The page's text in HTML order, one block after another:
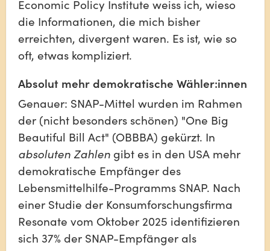
Economic Policy Institute weiss ich, wieso
die Informationen, die mich bisher
erreichten, divergent waren. Es ist, wie so
oft, etwas kompliziert.
Absolut mehr demokratische Wähler:innen
Genauer: SNAP-Mittel wurden im Rahmen
der (nicht besonders schönen) "One Big
absoluten Zahlen gibt es in den USA mehr
demokratische Empfänger des
Lebensmittelhilfe-Programms SNAP. Nach
einer Studie der Konsumforschungsfirma
Resonate vom Oktober 2025 identifizieren
sich 37% der SNAP-Empfänger als